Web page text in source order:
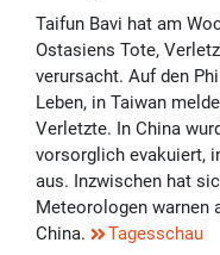
Taifun Bavi hat am
Ostasiens Tote,
verursacht. Auf den
Leben, in Taiwan
Verletzte. In China
vorsorglich evakuiert,
aus. Inzwischen hat
Meteorologen warnen
China.
Tagesschau